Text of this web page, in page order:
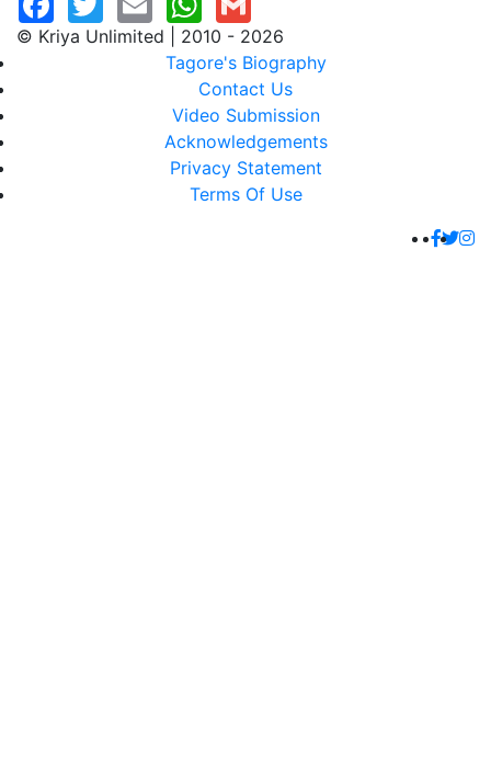
© Kriya Unlimited | 2010 - 2026
Tagore's Biography
Contact Us
Video Submission
Acknowledgements
Privacy Statement
Terms Of Use